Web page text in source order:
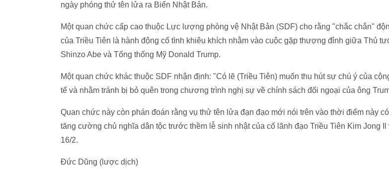
ngày phóng thử tên lửa ra Biển Nhật Bản.
Một quan chức cấp cao thuộc Lực lượng phòng vệ Nhật Bản (SDF) cho rằng "chắc chắn"
của Triều Tiên là hành động cố tình khiêu khích nhằm vào cuộc gặp thượng đỉnh giữa Thủ
Shinzo Abe và Tổng thống Mỹ Donald Trump.
Một quan chức khác thuộc SDF nhận định: "Có lẽ (Triều Tiên) muốn thu hút sự chú ý của
tế và nhằm tránh bị bỏ quên trong chương trình nghị sự về chính sách đối ngoại của ông
Quan chức này còn phán đoán rằng vụ thử tên lửa đạn đạo mới nói trên vào thời điểm này
tăng cường chủ nghĩa dân tộc trước thềm lễ sinh nhật của cố lãnh đạo Triều Tiên Kim Jong Il
16/2.
Đức Dũng (lược dịch)